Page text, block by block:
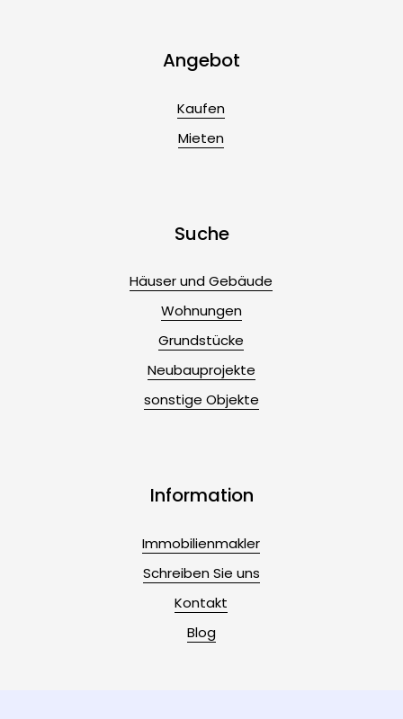
Angebot
Kaufen
Mieten
Suche
Häuser und Gebäude
Wohnungen
Grundstücke
Neubauprojekte
sonstige Objekte
Information
Immobilienmakler
Schreiben Sie uns
Kontakt
Blog